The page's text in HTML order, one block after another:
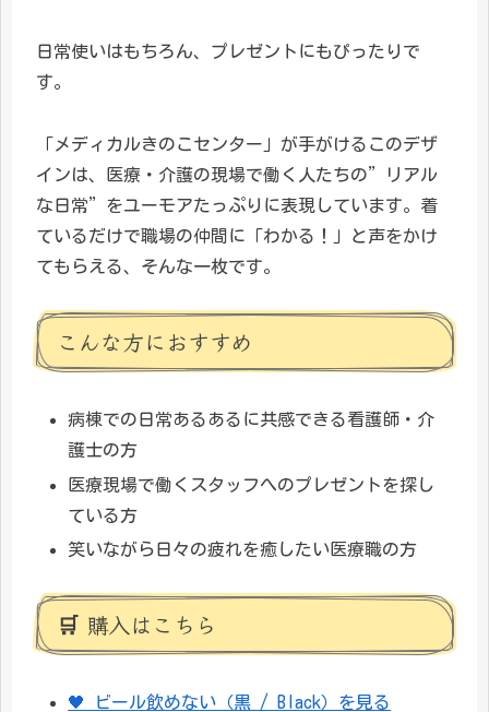
日常使いはもちろん、プレゼントにもぴったりで
す。
「メディカルきのこセンター」が手がけるこのデザ
インは、医療・介護の現場で働く人たちの”リアル
な日常”をユーモアたっぷりに表現しています。着
ているだけで職場の仲間に「わかる！」と声をかけ
てもらえる、そんな一枚です。
こんな方におすすめ
病棟での日常あるあるに共感できる看護師・介
護士の方
医療現場で働くスタッフへのプレゼントを探し
ている方
笑いながら日々の疲れを癒したい医療職の方
🛒 購入はこちら
🖤 ビール飲めない（黒 / Black）を見る